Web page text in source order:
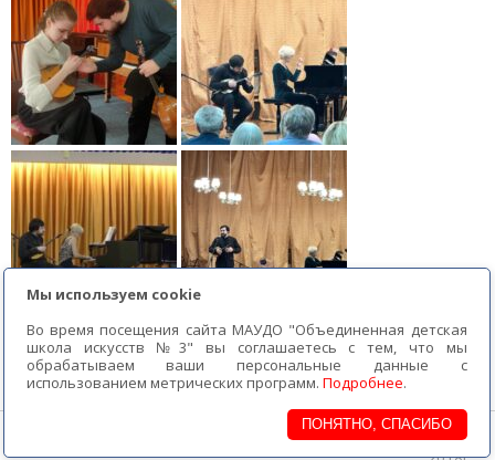
МАУ ДО «ОДШИ № 3» г. Братска
Мы используем cookie
Во время посещения сайта МАУДО "Объединенная детская
школа искусств №3" вы соглашаетесь с тем, что мы
обрабатываем ваши персональные данные с
использованием метрических программ. Подробнее.
ПОНЯТНО, СПАСИБО